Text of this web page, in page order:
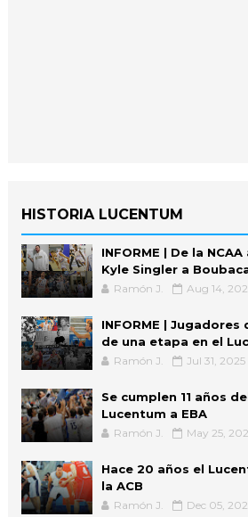
HISTORIA LUCENTUM
INFORME | De la
Kyle Singler a
Ramón J. Aug 14,
INFORME |
de una etapa en el
Ramón J. Jul 31, 2025
Se cumplen 11 años
Lucentum a EBA
Ramón J. May 25,
Hace 20 años el
la ACB
Ramón J. Dec 05,